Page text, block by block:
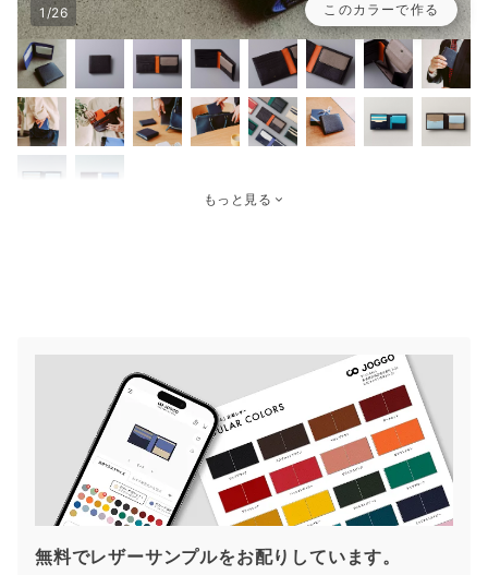
1/26 このカラーで作る
もっと見る
無料でレザーサンプルをお配りしています。